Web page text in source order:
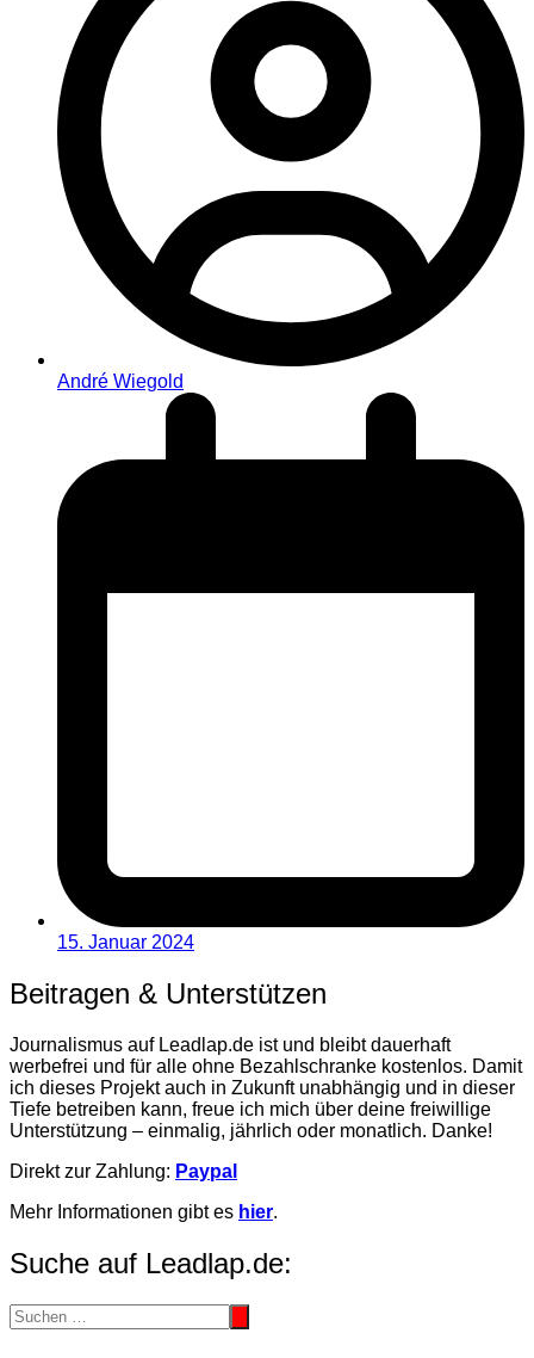
André Wiegold
15. Januar 2024
Beitragen & Unterstützen
Journalismus auf Leadlap.de ist und bleibt dauerhaft
werbefrei und für alle ohne Bezahlschranke kostenlos. Damit
ich dieses Projekt auch in Zukunft unabhängig und in dieser
Tiefe betreiben kann, freue ich mich über deine freiwillige
Unterstützung – einmalig, jährlich oder monatlich. Danke!
Direkt zur Zahlung: Paypal
Mehr Informationen gibt es hier.
Suche auf Leadlap.de: